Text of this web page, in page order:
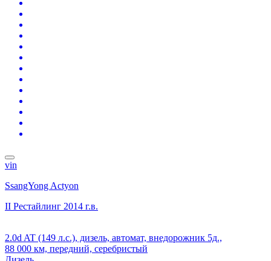
vin
SsangYong Actyon
II Рестайлинг 2014 г.в.
2.0d AT (149 л.с.), дизель, автомат, внедорожник 5д.,
88 000 км, передний, серебристый